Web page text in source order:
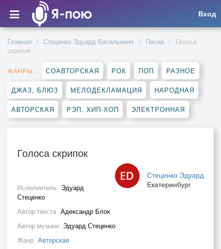
Вход
Главная Стеценко Эдуард Васильевич Песни
Голоса
скрипок
ЖАНРЫ: СОАВТОРСКАЯ РОК ПОП РАЗНОЕ
ДЖАЗ, БЛЮЗ МЕЛОДЕКЛАМАЦИЯ НАРОДНАЯ
АВТОРСКАЯ РЭП, ХИП-ХОП ЭЛЕКТРОННАЯ
Голоса скрипок
Стеценко Эдуард
Екатеринбург
Исполнитель Эдуард
Стеценко
Автор текста Адександр Блок
Автор музыки Эдуард Стеценко
Жанр Авторская